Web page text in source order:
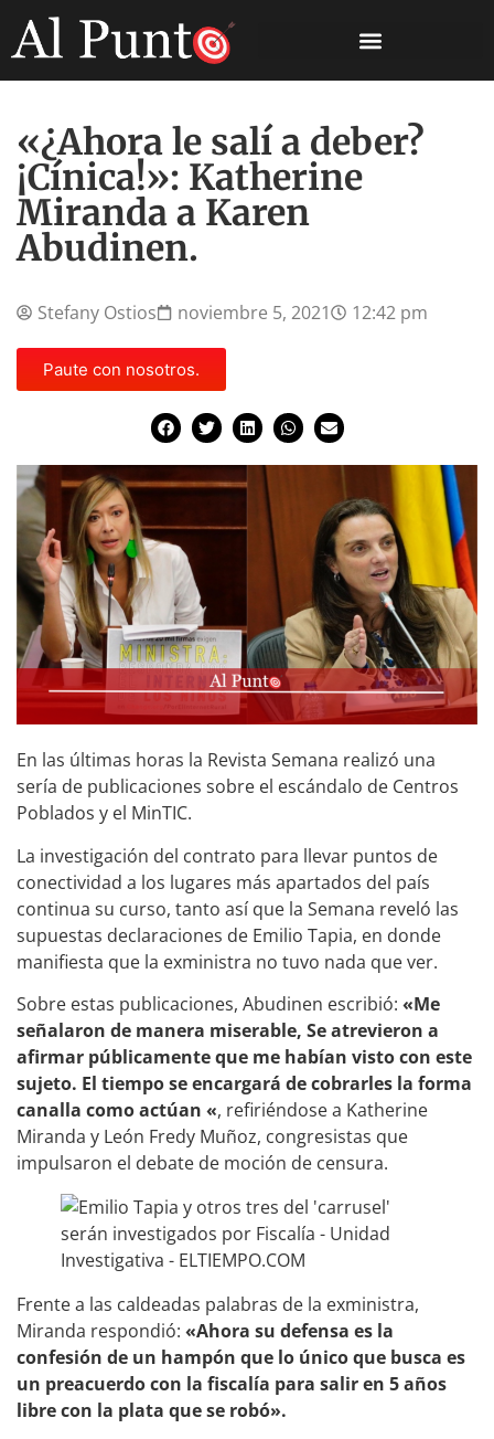
«¿Ahora le salí a deber?
¡Cínica!»: Katherine
Miranda a Karen
Abudinen.
Stefany Ostios noviembre 5, 2021 12:42 pm
Paute con nosotros.
En las últimas horas la Revista Semana realizó una
sería de publicaciones sobre el escándalo de Centros
Poblados y el MinTIC.
La investigación del contrato para llevar puntos de
conectividad a los lugares más apartados del país
continua su curso, tanto así que la Semana reveló las
supuestas declaraciones de Emilio Tapia, en donde
manifiesta que la exministra no tuvo nada que ver.
Sobre estas publicaciones, Abudinen escribió: «Me
señalaron de manera miserable, Se atrevieron a
afirmar públicamente que me habían visto con este
sujeto. El tiempo se encargará de cobrarles la forma
canalla como actúan «, refiriéndose a Katherine
Miranda y León Fredy Muñoz, congresistas que
impulsaron el debate de moción de censura.
Frente a las caldeadas palabras de la exministra,
Miranda respondió: «Ahora su defensa es la
confesión de un hampón que lo único que busca es
un preacuerdo con la fiscalía para salir en 5 años
libre con la plata que se robó».